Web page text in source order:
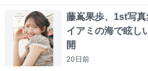
藤嶌果歩、1st写
イアミの海で眩し
開
20日前